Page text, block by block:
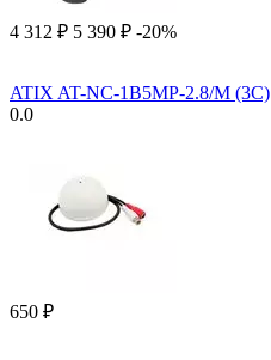
4 312 ₽ 5 390 ₽ -20%
ATIX AT-NC-1B5MP-2.8/M (3C)
0.0
‍650‍ ₽